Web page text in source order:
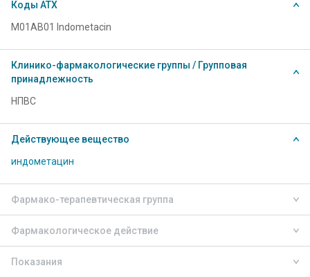
Коды АТХ
M01AB01 Indometacin
Клинико-фармакологические группы / Групповая
принадлежность
НПВС
Действующее вещество
индометацин
Фармако-терапевтическая группа
Фармакологическое действие
Показания